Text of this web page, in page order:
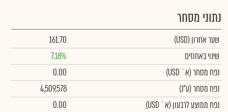
נתוני מסחר
שער אחרון (USD)
161.70
שינוי באחוזים
7.18%
נפח מסחר(א` USD)
0.00
נפח מסחר(ע"נ)
4,509,578
נפח ממוצע לרבעון (א` USD)
0.00